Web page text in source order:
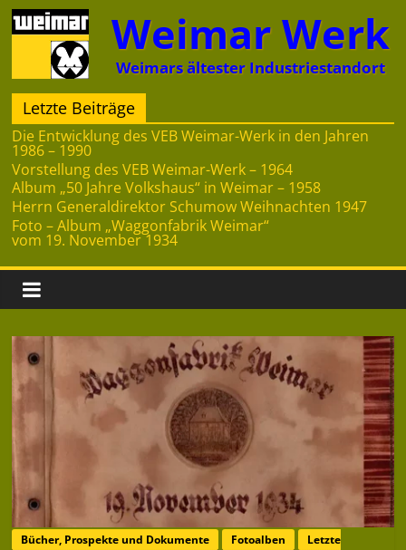
Zum
Inhalt
springen
Weimar Werk
Weimars ältester Industriestandort
Letzte Beiträge
Die Entwicklung des VEB Weimar-Werk in den Jahren
1986 – 1990
Vorstellung des VEB Weimar-Werk – 1964
Album „50 Jahre Volkshaus“ in Weimar – 1958
Herrn Generaldirektor Schumow Weihnachten 1947
Foto – Album „Waggonfabrik Weimar“
vom 19. November 1934
Bücher, Prospekte und Dokumente Fotoalben
Letzte